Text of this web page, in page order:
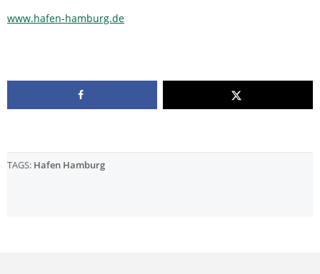
www.hafen-hamburg.de
TAGS: Hafen Hamburg